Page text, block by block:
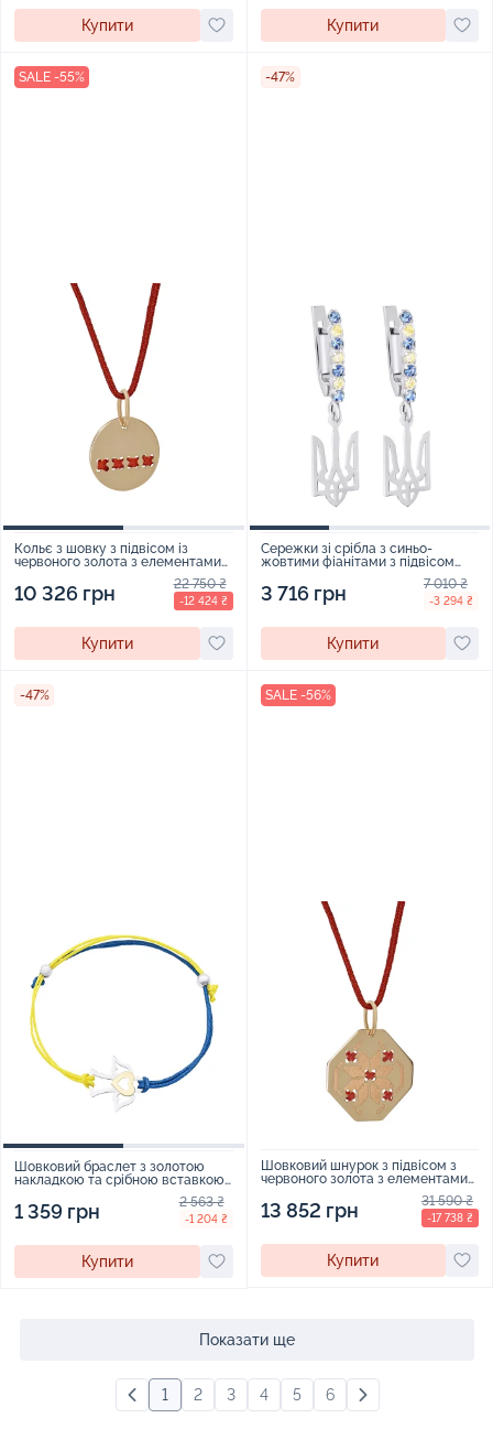
Купити Купити
SALE -55%
Кольє з шовку з підвісом із
червоного золота з елементами
10 326 грн 22 750 ₴
-12 424 ₴
Купити
-47%
Сережки зі срібла з синьо-
жовтими фіанітами з підвісом
3 716 грн 7 010 ₴
-3 294 ₴
Купити
-47%
Шовковий браслет з золотою
накладкою та срібною вставкою
1 359 грн 2 563 ₴
-1 204 ₴
Купити
SALE -56%
Шовковий шнурок з підвісом з
червоного золота з елементами
13 852 грн 31 590 ₴
-17 738 ₴
Купити
Показати ще
1 2 3 4 5 6